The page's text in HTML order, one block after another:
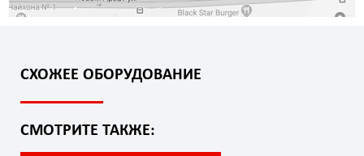
СХОЖЕЕ ОБОРУДОВАНИЕ
СМОТРИТЕ ТАКЖЕ: